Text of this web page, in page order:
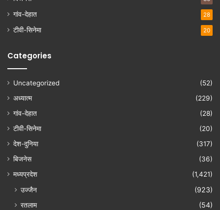
गांव-देहात 28
टीवी-सिनेमा 20
Categories
Uncategorized
(52)
अध्यात्म
(229)
गांव-देहात
(28)
टीवी-सिनेमा
(20)
देश-दुनिया
(317)
बिजनेस
(36)
मध्यप्रदेश
(1,421)
उज्जैन
(923)
रतलाम
(54)